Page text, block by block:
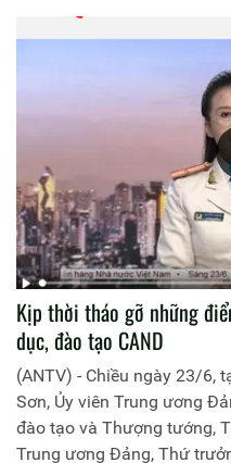
Kịp thời tháo gỡ những
dục, đào tạo CAND
(ANTV) - Chiều ngày 23/6,
Sơn, Ủy viên Trung ương
đào tạo và Thượng tướng,
Trung ương Đảng, Thứ